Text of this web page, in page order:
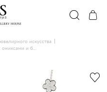
искусства
ониксами и б...